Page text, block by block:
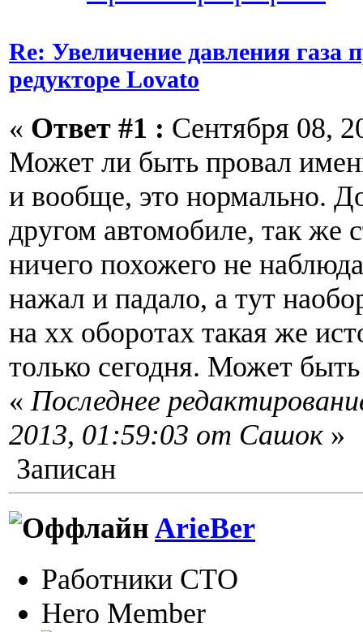
Re: Увеличение давления газа
редукторе Lovato
« Ответ #1 : Сентября 08,
Может ли быть провал
и вообще, это нормально.
другом автомобиле, так же
ничего похожего не
нажал и падало, а тут
на хх оборотах такая же
только сегодня. Может
« Последнее
2013, 01:59:03 от Сашок »
Записан
ArieBer
Работники СТО
Hero Member